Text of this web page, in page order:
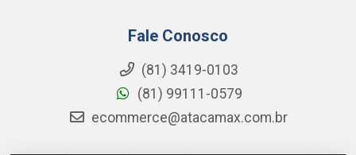
Fale Conosco
(81) 3419-0103
(81) 99111-0579
ecommerce@atacamax.com.br